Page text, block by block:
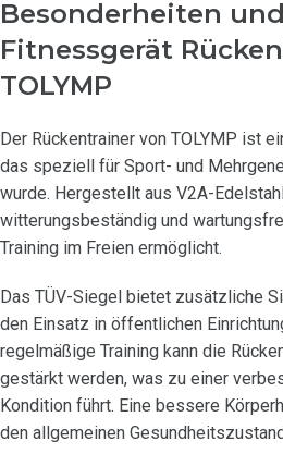
Besonderheiten
Fitnessgerät
TOLYMP
Der Rückentrainer von TOLYMP ist
das speziell für Sport- und
wurde. Hergestellt aus V2A-
witterungsbeständig und
Training im Freien ermöglicht.
Das TÜV-Siegel bietet zusätzliche
den Einsatz in öffentlichen
regelmäßige Training kann die
gestärkt werden, was zu einer
Kondition führt. Eine bessere
den allgemeinen